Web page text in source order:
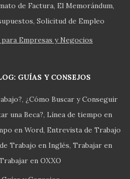
de Factura El Memorándum
Solicitud de Empleo
Empresas y Negocios
GUÍAS Y CONSEJOS
¿Cómo Buscar y Conseguir
una Beca? Línea de tiempo en
en Word Entrevista de Trabajo
Trabajo en Inglés Trabajar en
en OXXO